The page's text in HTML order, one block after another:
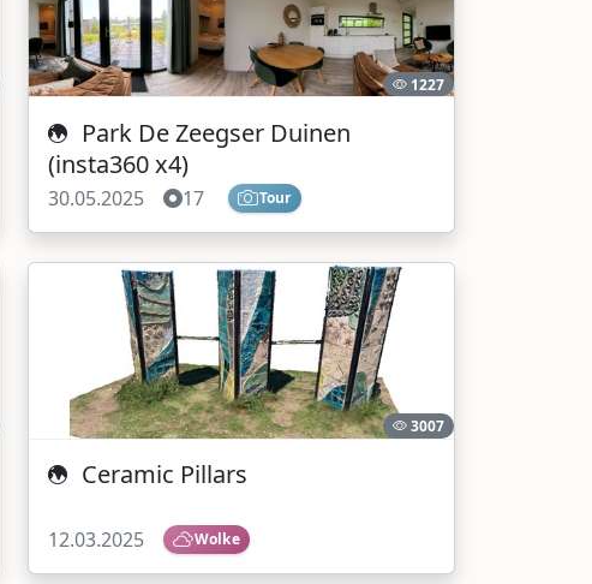
1227
Park De Zeegser Duinen
(insta360 x4)
30.05.2025 17 Tour
3007
Ceramic Pillars
12.03.2025 Wolke